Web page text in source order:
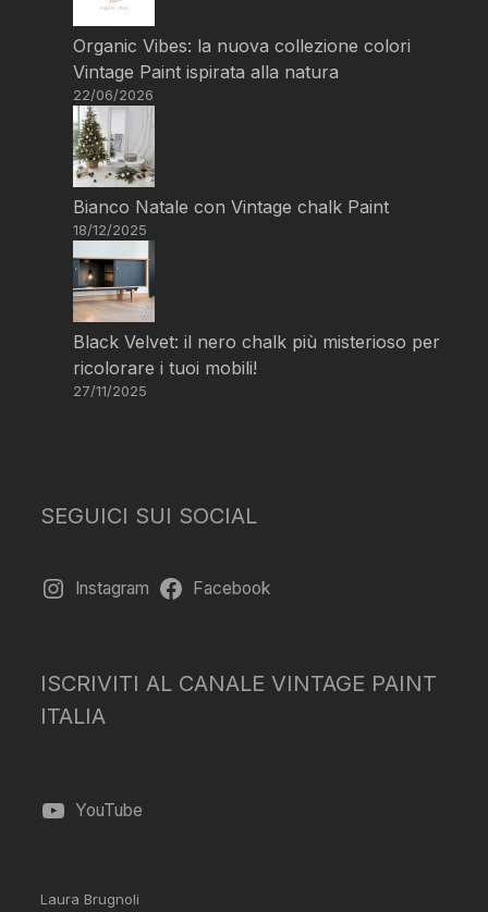
Organic Vibes: la nuova collezione colori
Vintage Paint ispirata alla natura
22/06/2026
Bianco Natale con Vintage chalk Paint
18/12/2025
Black Velvet: il nero chalk più misterioso per
ricolorare i tuoi mobili!
27/11/2025
SEGUICI SUI SOCIAL
Instagram Facebook
ISCRIVITI AL CANALE VINTAGE PAINT
ITALIA
YouTube
Laura Brugnoli